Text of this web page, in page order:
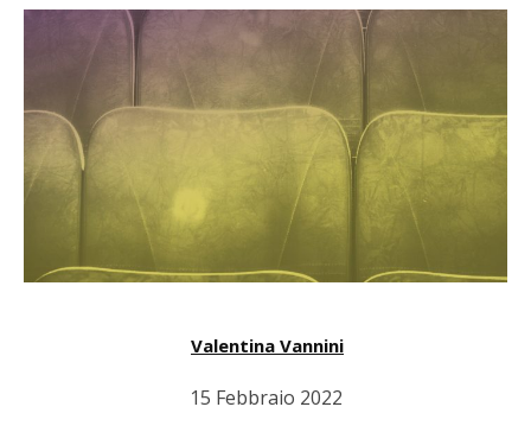
Valentina Vannini
15 Febbraio 2022